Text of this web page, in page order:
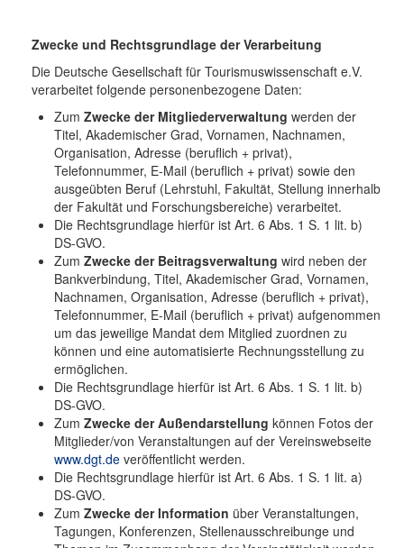
Zwecke und Rechtsgrundlage der Verarbeitung
Die Deutsche Gesellschaft für Tourismuswissenschaft e.V.
verarbeitet folgende personenbezogene Daten:
Zum Zwecke der Mitgliederverwaltung werden der
Titel, Akademischer Grad, Vornamen, Nachnamen,
Organisation, Adresse (beruflich + privat),
Telefonnummer, E-Mail (beruflich + privat) sowie den
ausgeübten Beruf (Lehrstuhl, Fakultät, Stellung innerhalb
der Fakultät und Forschungsbereiche) verarbeitet.
Die Rechtsgrundlage hierfür ist Art. 6 Abs. 1 S. 1 lit. b)
DS-GVO.
Zum Zwecke der Beitragsverwaltung wird neben der
Bankverbindung, Titel, Akademischer Grad, Vornamen,
Nachnamen, Organisation, Adresse (beruflich + privat),
Telefonnummer, E-Mail (beruflich + privat) aufgenommen
um das jeweilige Mandat dem Mitglied zuordnen zu
können und eine automatisierte Rechnungsstellung zu
ermöglichen.
Die Rechtsgrundlage hierfür ist Art. 6 Abs. 1 S. 1 lit. b)
DS-GVO.
Zum Zwecke der Außendarstellung können Fotos der
Mitglieder/von Veranstaltungen auf der Vereinswebseite
www.dgt.de veröffentlicht werden.
Die Rechtsgrundlage hierfür ist Art. 6 Abs. 1 S. 1 lit. a)
DS-GVO.
Zum Zwecke der Information über Veranstaltungen,
Tagungen, Konferenzen, Stellenausschreibunge und